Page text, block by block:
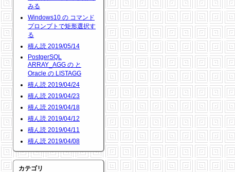
みる
Windows10 の コマンド
プロンプトで矩形選択す
る
積ん読 2019/05/14
PostgerSQL
ARRAY_AGG の と
Oracle の LISTAGG
積ん読 2019/04/24
積ん読 2019/04/23
積ん読 2019/04/18
積ん読 2019/04/12
積ん読 2019/04/11
積ん読 2019/04/08
カテゴリ